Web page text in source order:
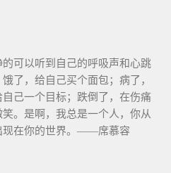
可以听到自己的呼吸声和心跳
了，给自己买个面包；病了，
己一个目标；跌倒了，在伤痛
。是啊，我总是一个人，你从
现在你的世界。——席慕容